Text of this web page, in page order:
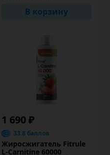
В корзину
1 690 ₽
33.8 баллов
Жиросжигатель Fitrule
L-Carnitine 60000